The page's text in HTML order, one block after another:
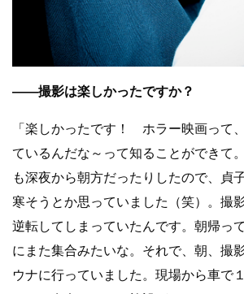
――撮影は楽しかったですか？
「楽しかったです！ ホラー映画って
ているんだな～って知ることができて
も深夜から朝方だったりしたので、貞
寒そうとか思っていました（笑）。撮
逆転してしまっていたんです。朝帰っ
にまた集合みたいな。それで、朝、撮
ウナに行っていました。現場から車で